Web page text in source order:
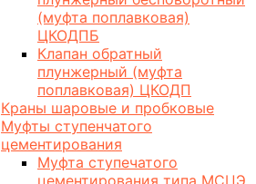
(муфта поплавковая)
ЦКОДПБ
Клапан обратный
плунжерный (муфта
поплавковая) ЦКОДП
Краны шаровые и пробковые
Муфты ступенчатого
цементирования
Муфта ступечатого